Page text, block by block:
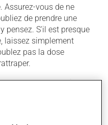
Assurez-vous de ne
de prendre une
pensez. S'il est presque
laissez simplement
pas la dose
ou sans nourriture,